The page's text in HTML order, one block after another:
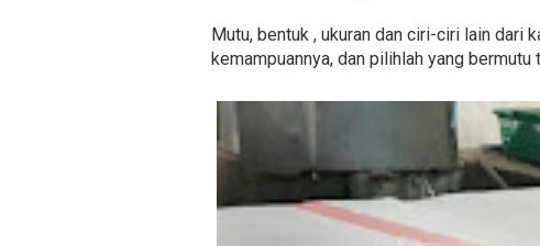
Mutu, bentuk , ukuran dan ciri-ciri lain dari
kemampuannya, dan pilihlah yang bermutu